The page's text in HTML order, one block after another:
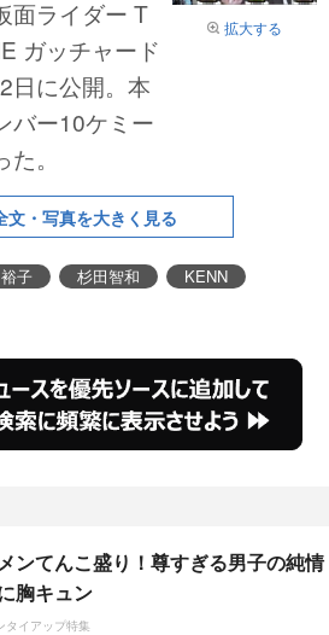
拡大する
面ライダー T
ガッチャード
日に公開。本
バー10ケミー
。
文・写真を大きく見る
子 杉田智和
KENN
ンてんこ盛り！尊すぎる男子の純情
胸キュン
タイアップ特集